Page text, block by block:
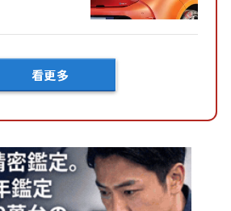
看更多